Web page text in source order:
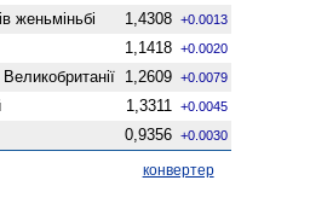
женьмiньбi 1,4308 +0.0013
1,1418 +0.0020
1,2609 +0.0079
1,3311 +0.0045
0,9356 +0.0030
конвертер